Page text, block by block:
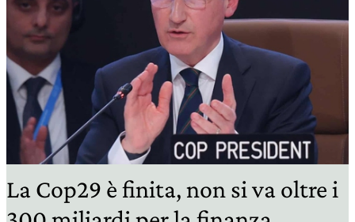
La Cop29 è finita, non si va oltre i